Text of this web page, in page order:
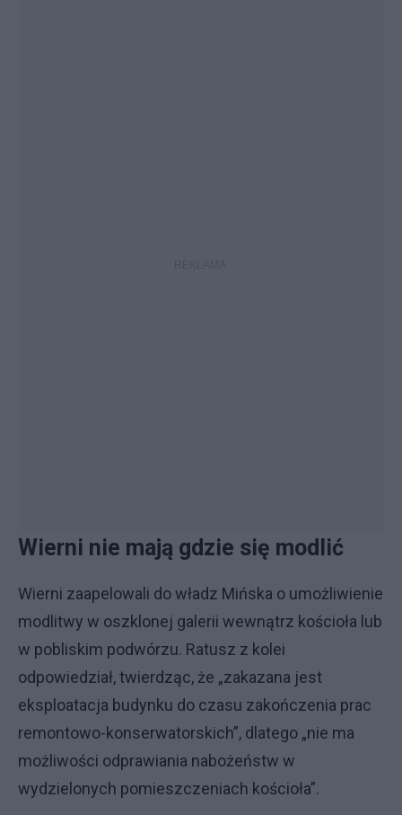
Wierni nie mają gdzie się modlić
Wierni zaapelowali do władz Mińska o umożliwienie
modlitwy w oszklonej galerii wewnątrz kościoła lub
w pobliskim podwórzu. Ratusz z kolei
odpowiedział, twierdząc, że „zakazana jest
eksploatacja budynku do czasu zakończenia prac
remontowo-konserwatorskich”, dlatego „nie ma
możliwości odprawiania nabożeństw w
wydzielonych pomieszczeniach kościoła”.